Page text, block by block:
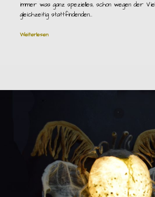
immer was ganz spezielles, schon wegen der
gleichzeitig stattfindenden…
Weiterlesen